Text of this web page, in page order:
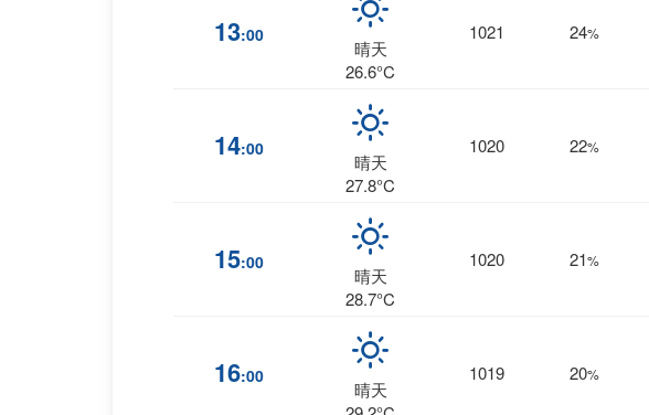
13:00
晴天
26.6°C
1021 24%
14:00
晴天
27.8°C
1020 22%
15:00
晴天
28.7°C
1020 21%
16:00
晴天
1019 20%